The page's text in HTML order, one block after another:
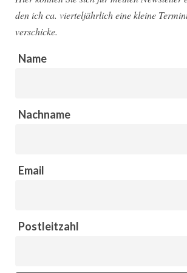
den ich ca. vierteljährlich eine kleine
verschicke.
Name
Nachname
Email
Postleitzahl